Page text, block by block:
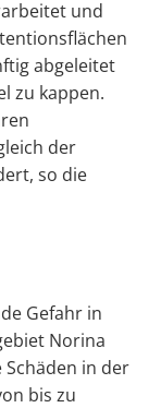
und
abgeleitet
zu kappen.
der
so die
Gefahr in
Norina
Schäden in der
bis zu